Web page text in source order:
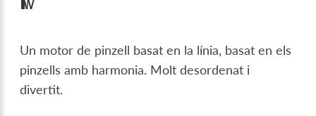
Un motor de pinzell basat en la línia, basat en els
pinzells amb harmonia. Molt desordenat i
divertit.